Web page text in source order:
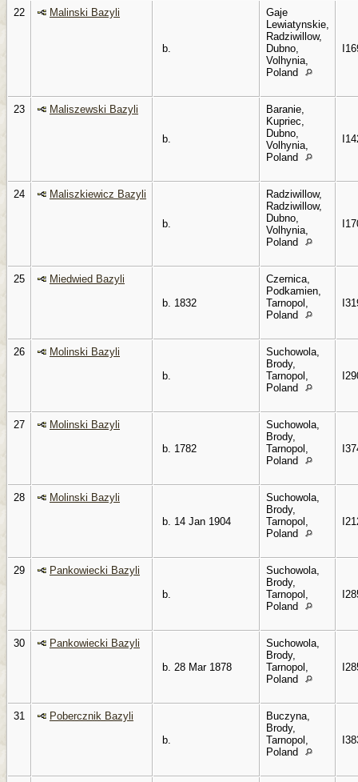
22 Malinski Bazyli
b.
Gaje
Lewiatynskie,
Radziwillow,
Dubno,
Volhynia,
Poland
23 Maliszewski Bazyli
b.
Baranie,
Kupriec,
Dubno,
Volhynia,
Poland
24 Maliszkiewicz Bazyli
b.
Radziwillow,
Radziwillow,
Dubno,
Volhynia,
Poland
25
Miedwied Bazyli
b. 1832
Czernica,
Podkamien,
Tarnopol,
Poland
26
Molinski Bazyli
b.
Suchowola,
Brody,
Tarnopol,
Poland
27
Molinski Bazyli
b. 1782
Suchowola,
Brody,
Tarnopol,
Poland
28
Molinski Bazyli
b. 14 Jan 1904
Suchowola,
Brody,
Tarnopol,
Poland
29
Pankowiecki Bazyli
b.
Suchowola,
Brody,
Tarnopol,
Poland
30
Pankowiecki Bazyli
b. 28 Mar 1878
Suchowola,
Brody,
Tarnopol,
Poland
31
Pobercznik Bazyli
b.
Buczyna,
Brody,
Tarnopol,
Poland